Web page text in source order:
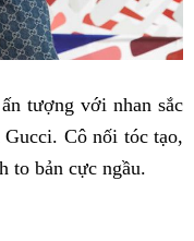
tượng với nhan sắc
Cô nối tóc tạo,
to bản cực ngầu.